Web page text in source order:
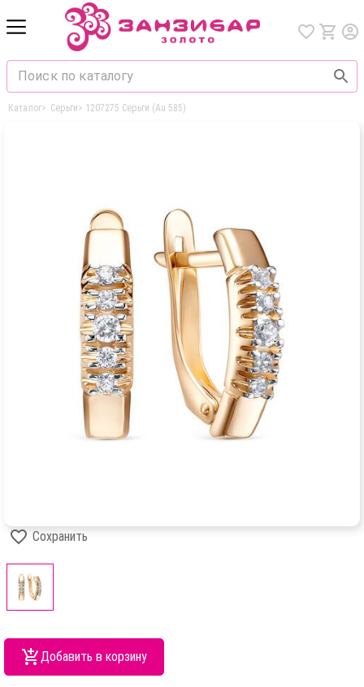
Каталог> Серьги> 1207275 Серьги (Au 585)
Сохранить
Добавить в корзину